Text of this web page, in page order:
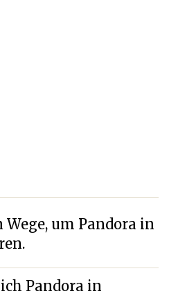
Wege, um Pandora in
Pandora in